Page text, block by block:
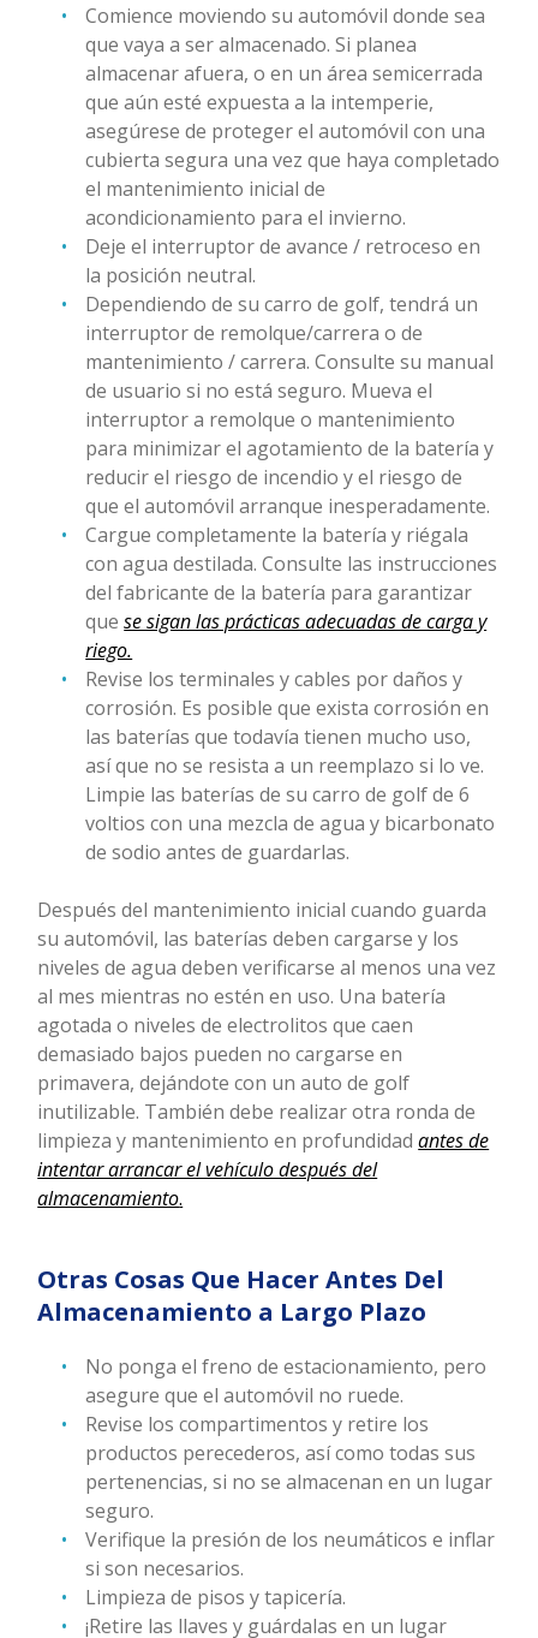
Comience moviendo su automóvil donde sea
que vaya a ser almacenado. Si planea
almacenar afuera, o en un área semicerrada
que aún esté expuesta a la intemperie,
asegúrese de proteger el automóvil con una
cubierta segura una vez que haya completado
el mantenimiento inicial de
acondicionamiento para el invierno.
Deje el interruptor de avance / retroceso en
la posición neutral.
Dependiendo de su carro de golf, tendrá un
interruptor de remolque/carrera o de
mantenimiento / carrera. Consulte su manual
de usuario si no está seguro. Mueva el
interruptor a remolque o mantenimiento
para minimizar el agotamiento de la batería y
reducir el riesgo de incendio y el riesgo de
que el automóvil arranque inesperadamente.
Cargue completamente la batería y riégala
con agua destilada. Consulte las instrucciones
del fabricante de la batería para garantizar
quese sigan las prácticas adecuadas de carga y
riego.
Revise los terminales y cables por daños y
corrosión. Es posible que exista corrosión en
las baterías que todavía tienen mucho uso,
así que no se resista a un reemplazo si lo ve.
Limpie las baterías de su carro de golf de 6
voltios con una mezcla de agua y bicarbonato
de sodio antes de guardarlas.
Después del mantenimiento inicial cuando guarda
su automóvil, las baterías deben cargarse y los
niveles de agua deben verificarse al menos una vez
al mes mientras no estén en uso. Una batería
agotada o niveles de electrolitos que caen
demasiado bajos pueden no cargarse en
primavera, dejándote con un auto de golf
inutilizable. También debe realizar otra ronda de
limpieza y mantenimiento en profundidadantes de
intentar arrancar el vehículo después del
almacenamiento.
Otras Cosas Que Hacer Antes Del
Almacenamiento a Largo Plazo
No ponga el freno de estacionamiento, pero
asegure que el automóvil no ruede.
Revise los compartimentos y retire los
productos perecederos, así como todas sus
pertenencias, si no se almacenan en un lugar
seguro.
Verifique la presión de los neumáticos e inflar
si son necesarios.
Limpieza de pisos y tapicería.
¡Retire las llaves y guárdalas en un lugar